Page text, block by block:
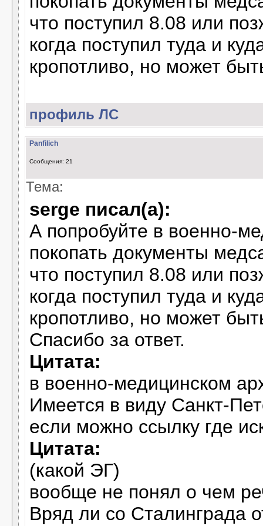
что поступил 8.08 или
когда поступил туда и
кропотливо, но может
профиль ЛС
Panfilich
Сообщения: 21
Тема:
serge писал(а):
А попробуйте в военно-
покопать документы
что поступил 8.08 или
когда поступил туда и
кропотливо, но может
Спасибо за ответ.
Цитата:
в военно-медицинском
Имеется в виду Санкт-
если можно ссылку где
Цитата:
(какой ЭГ)
вообще не понял о чем
Вряд ли со Сталинграда